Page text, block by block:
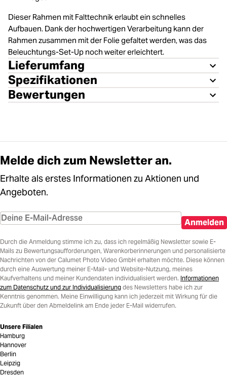
Dieser Rahmen mit Falttechnik erlaubt ein schnelles
Aufbauen. Dank der hochwertigen Verarbeitung kann der
Rahmen zusammen mit der Folie gefaltet werden, was das
Beleuchtungs-Set-Up noch weiter erleichtert.
Lieferumfang
Spezifikationen
Bewertungen
Melde dich zum Newsletter an.
Erhalte als erstes Informationen zu Aktionen und
Angeboten.
Anmelden
Durch die Anmeldung stimme ich zu, dass ich regelmäßig Newsletter sowie E-
Mails zu Bewertungsaufforderungen, Warenkorberinnerungen und personalisierte
Nachrichten von der Calumet Photo Video GmbH erhalten möchte. Diese können
durch eine Auswertung meiner E-Mail- und Website-Nutzung, meines
Kaufverhaltens und meiner Kundendaten individualisiert werden. Informationen
zum Datenschutz und zur Individualisierung des Newsletters habe ich zur
Kenntnis genommen. Meine Einwilligung kann ich jederzeit mit Wirkung für die
Zukunft über den Abmeldelink am Ende jeder E-Mail widerrufen.
Unsere Filialen
Hamburg
Hannover
Berlin
Leipzig
Dresden